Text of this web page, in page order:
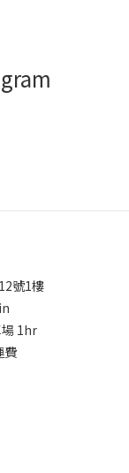
號1樓
1hr
費